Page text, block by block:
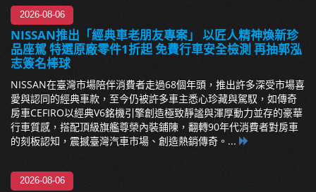
2026-08-06
NISSAN推出「經典車老朋友專案」 以匠人精神煥新珍
品座駕 特選原廠零件1折起 免費行車安全檢測 再抽郭泓
志簽名棒球
NISSAN在臺灣市場陪伴消費者走過68個年頭，推出許多深受市場喜
愛與認同的經典車款，至今仍被許多車主悉心珍藏與駕馭，如傳奇
房車CEFIRO以經典V6銘機引擎創造極致靜謐與渾厚動力並存的豪華
行車質感，搭配頂級旗艦尊榮內裝鋪陳，翻轉90年代消費者對房車
的刻板認知，震撼臺灣汽車市場、創造熱銷傳奇。...
2026-08-06